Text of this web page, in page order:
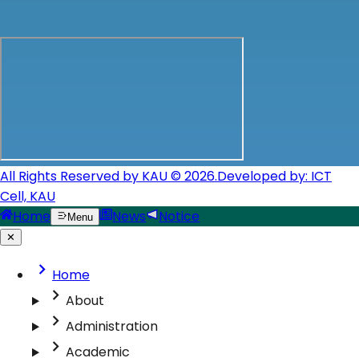
All Rights Reserved by KAU © 2026.Developed by: ICT
Cell, KAU
Home
Menu News Notice
✕
Home
About
Administration
Academic